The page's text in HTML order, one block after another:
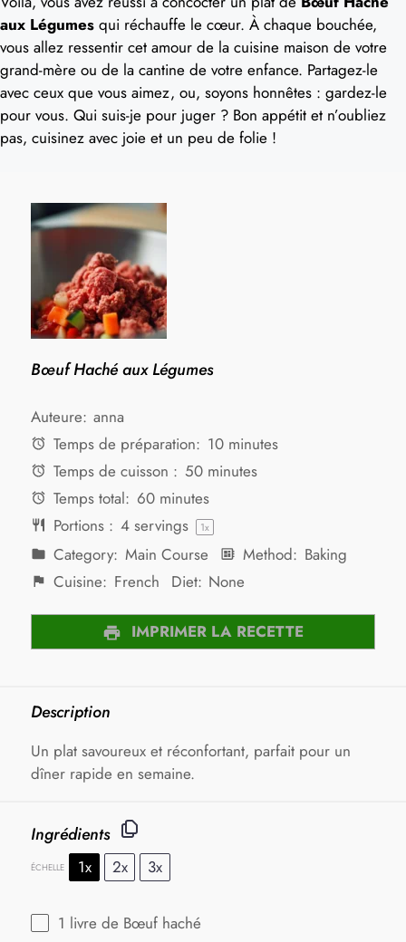
aux Légumes qui réchauffe le cœur. À chaque bouchée,
vous allez ressentir cet amour de la cuisine maison de votre
grand-mère ou de la cantine de votre enfance. Partagez-le
avec ceux que vous aimez, ou, soyons honnêtes : gardez-le
pour vous. Qui suis-je pour juger ? Bon appétit et n’oubliez
pas, cuisinez avec joie et un peu de folie !
Bœuf Haché aux Légumes
Auteure: anna
Temps de préparation: 10 minutes
Temps de cuisson : 50 minutes
Temps total: 60 minutes
Portions : 4servings 1x
Category: Main Course Method: Baking
Cuisine: French Diet: None
IMPRIMER LA RECETTE
Description
Un plat savoureux et réconfortant, parfait pour un
dîner rapide en semaine.
Ingrédients
ÉCHELLE 1x 2x 3x
1 livre de Bœuf haché